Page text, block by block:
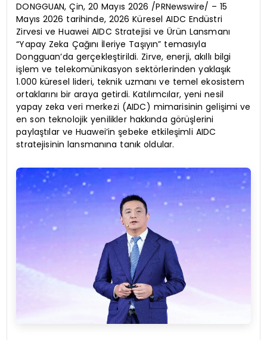
DONGGUAN, Çin, 20 Mayıs 2026 /PRNewswire/ – 15
Mayıs 2026 tarihinde, 2026 Küresel AIDC Endüstri
Zirvesi ve Huawei AIDC Stratejisi ve Ürün Lansmanı
“Yapay Zeka Çağını İleriye Taşıyın” temasıyla
Dongguan’da gerçekleştirildi. Zirve, enerji, akıllı bilgi
işlem ve telekomünikasyon sektörlerinden yaklaşık
1.000 küresel lideri, teknik uzmanı ve temel ekosistem
ortaklarını bir araya getirdi. Katılımcılar, yeni nesil
yapay zeka veri merkezi (AIDC) mimarisinin gelişimi ve
en son teknolojik yenilikler hakkında görüşlerini
paylaştılar ve Huawei’in şebeke etkileşimli AIDC
stratejisinin lansmanına tanık oldular.